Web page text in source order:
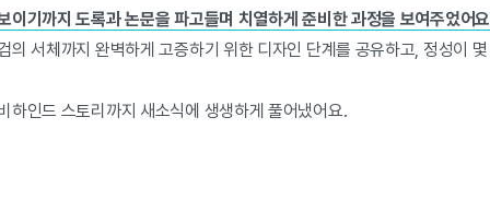
이기까지 도록과 논문을 파고들며 치열하게 준비한 과정을 보여주었어
의 서체까지 완벽하게 고증하기 위한 디자인 단계를 공유하고, 정성이
하인드 스토리까지 새소식에 생생하게 풀어냈어요.